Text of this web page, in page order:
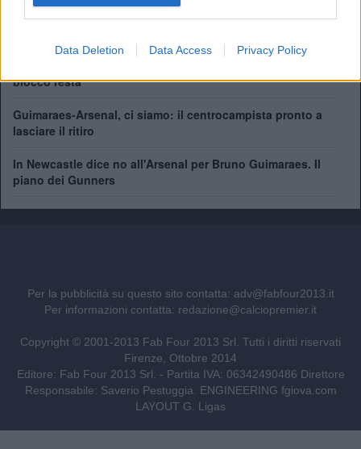
Data Deletion Data Access Privacy Policy
Il Real Madrid rilancia per Vinicius: pronta la nuova offerta
blocco resta
Guimaraes-Arsenal, ci siamo: il centrocampista pronto a
lasciare il ritiro
In Newcastle dice no all'Arsenal per Bruno Guimaraes. Il
piano dei Gunners
Per la pubblicità su questo sito contatta: adv@fabfour2013.it
Per informazioni contatta: redazione@calciopremier.it
Copyright © 2001-2013 Fab Four 2013 Srl. Tutti i diritti riservati
Firenze, Ottobre 2014
Editore: Fab Four 2013 Srl. - Partita IVA: 06342490486 Direttore
Responsabile: Saverio Pestuggia. ENGINEERING fgiova.com
LAYOUT G. Ligas